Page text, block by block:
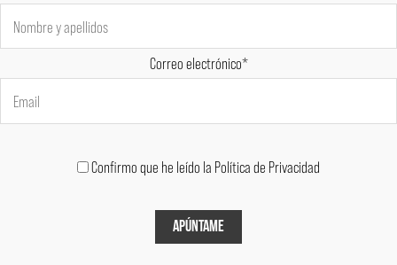
Correo electrónico*
Confirmo que he leído la Política de Privacidad